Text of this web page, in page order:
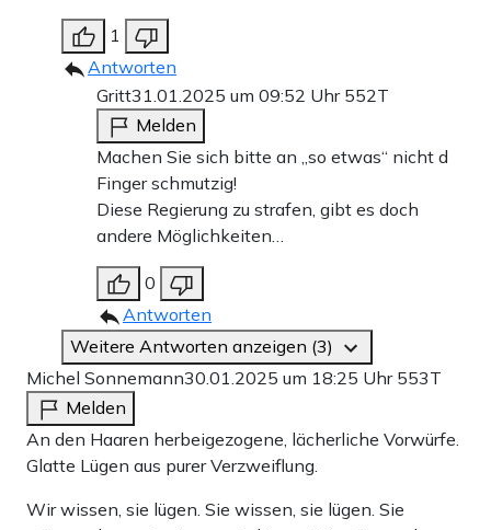
1
Antworten
Gritt31.01.2025 um 09:52 Uhr 552T
Melden
Machen Sie sich bitte an „so etwas“ nicht d
Finger schmutzig!
Diese Regierung zu strafen, gibt es doch
andere Möglichkeiten…
0
Antworten
Weitere Antworten anzeigen (3)
Michel Sonnemann30.01.2025 um 18:25 Uhr 553T
Melden
An den Haaren herbeigezogene, lächerliche Vorwürfe.
Glatte Lügen aus purer Verzweiflung.
Wir wissen, sie lügen. Sie wissen, sie lügen. Sie